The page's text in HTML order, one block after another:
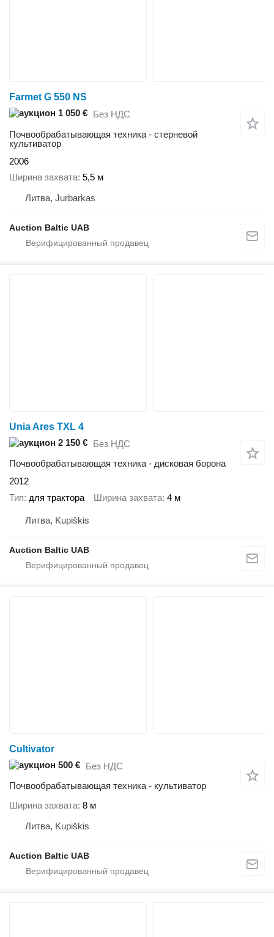
Farmet G 550 NS
1 050 € Без НДС
Почвообрабатывающая техника - стерневой
культиватор
2006
Ширина захвата 5,5 м
Литва, Jurbarkas
Auction Baltic UAB
Unia Ares TXL 4
2 150 € Без НДС
Почвообрабатывающая техника - дисковая борона
2012
Тип для трактора Ширина захвата 4 м
Литва, Kupiškis
Auction Baltic UAB
Cultivator
500 € Без НДС
Почвообрабатывающая техника - культиватор
Ширина захвата 8 м
Литва, Kupiškis
Auction Baltic UAB